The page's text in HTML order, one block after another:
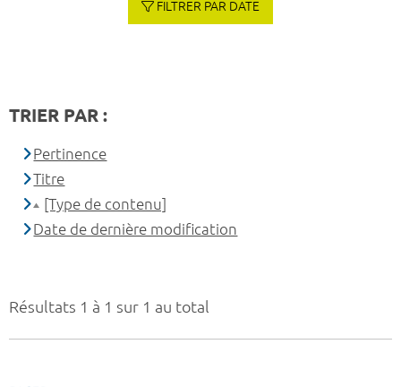
Résultats 1 à 1 sur 1 au total
FILTRER PAR DATE
TRIER PAR :
Pertinence
Titre
[Type de contenu]
Date de dernière modification